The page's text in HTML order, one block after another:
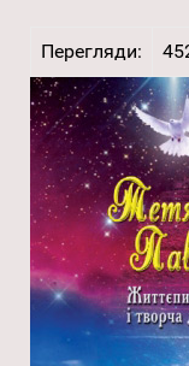
Перегляди: